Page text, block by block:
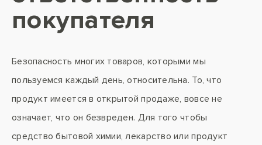
покупателя
Безопасность многих товаров, которыми мы
пользуемся каждый день, относительна. То, что
продукт имеется в открытой продаже, вовсе не
означает, что он безвреден. Для того чтобы
средство бытовой химии, лекарство или продукт